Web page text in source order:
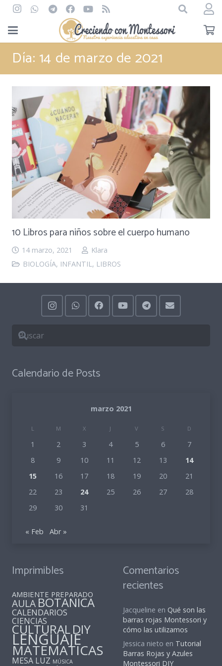
Día: 14 de marzo de 2021
10 Libros para niños sobre el cuerpo humano
14 marzo, 2021
Klara
BIOLOGÍA, INFANTIL , LIBROS
Calendario de Posts
marzo 2021
L M X J V S D
1 2 3 4 5 6
7
8
9 10 11 12 13
14
15
16 17 18 19 20
21
22
23 24 25 26 27
28
29
30 31
« Feb Abr »
Imprimibles
AMBIENTE PREPARADO
AULA BOTANICA
CALENDARIOS
CIENCIAS
CULTURALDIY
LENGUAJE
MATEMATICAS
MESA LUZ MÚSICA
Comentarios
recientes
Jacqueline en Qué son las
barras rojas Montessori y
cómo las utilizamos
Jessica nieto en Tutorial
Barras Rojas y Azules
Montessori DIY